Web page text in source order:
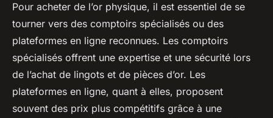
Pour acheter de l’or physique, il est essentiel de se
tourner vers des comptoirs spécialisés ou des
plateformes en ligne reconnues. Les comptoirs
spécialisés offrent une expertise et une sécurité lors
de l’achat de lingots et de pièces d’or. Les
plateformes en ligne, quant à elles, proposent
souvent des prix plus compétitifs grâce à une